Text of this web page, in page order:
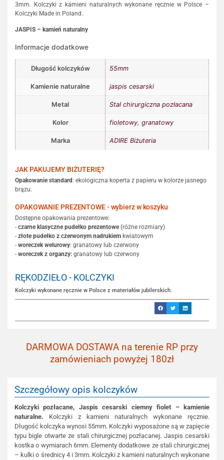
3mm. Kolczyki z kamieni naturalnych wykonane ręcznie w Polsce –
Kolczyki Made in Poland.
JASPIS – kamień naturalny
Informacje dodatkowe
Długość kolczyków 55mm
Kamienie naturalne jaspis cesarski
Metal Stal chirurgiczna pozłacana
Kolor fioletowy, granatowy
Marka ADIRE Biżuteria
JAK PAKUJEMY BIŻUTERIĘ?
Opakowanie standard: ekologiczna koperta z papieru w kolorze jasnego
brązu.
OPAKOWANIE PREZENTOWE - wybierz w koszyku
Dostępne opakowania prezentowe:
- czarne klasyczne pudełko prezentowe(różne rozmiary)
- złote pudełko z czerwonym nadrukiem kwiatowym
- woreczek welurowy: granatowy lub czerwony
- woreczek z organzy: granatowy lub czerwony
RĘKODZIEŁO - KOLCZYKI
Kolczyki wykonane ręcznie w Polsce z materiałów jubilerskich.
DARMOWA DOSTAWA na terenie RP przy
zamówieniach powyżej 180zł
Szczegółowy opis kolczyków
Kolczyki pozłacane, Jaspis cesarski ciemny fiolet – kamienie
naturalne. Kolczyki z kamieni naturalnych wykonane ręcznie.
Długość kolczyka wynosi 55mm. Kolczyki wyposażone są w zapięcie
typu bigle otwarte ze stali chirurgicznej pozłacanej. Jaspis cesarski
kostka o wymiarach 6mm. Elementy dodatkowe ze stali chirurgicznej
– kulki o średnicy 4 i 3mm. Kolczyki z kamieni naturalnych wykonane